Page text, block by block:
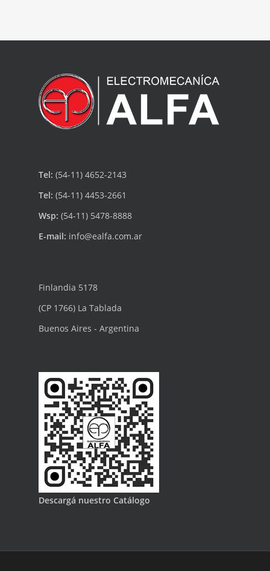
Tel: (54-11) 4652-2143
Tel: (54-11) 4453-2661
Wsp: (54-11) 5478-8888
E-mail: info@ealfa.com.ar
Finlandia 5178
(CP 1766) La Tablada
Buenos Aires - Argentina
Descargá nuestro Catálogo